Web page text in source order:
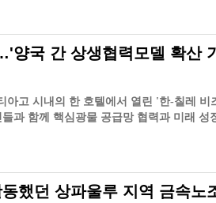
양국 간 상생협력모델 확산 기
아고 시내의 한 호텔에서 열린 '한-칠레 비
과 함께 핵심광물 공급망 협력과 미래 성
했던 상파울루 지역 금속노